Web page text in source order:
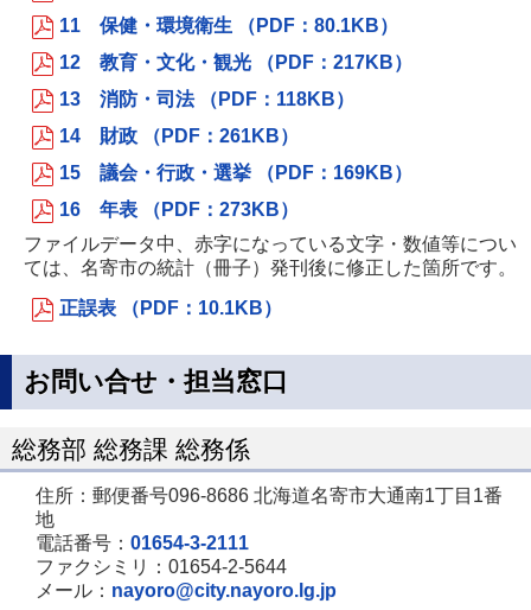
11 保健・環境衛生 （PDF：80.1KB）
12 教育・文化・観光 （PDF：217KB）
13 消防・司法 （PDF：118KB）
14 財政 （PDF：261KB）
15 議会・行政・選挙 （PDF：169KB）
16 年表 （PDF：273KB）
ファイルデータ中、赤字になっている文字・数値等につい
ては、名寄市の統計（冊子）発刊後に修正した箇所です。
正誤表 （PDF：10.1KB）
お問い合せ・担当窓口
総務部 総務課 総務係
住所：郵便番号096-8686 北海道名寄市大通南1丁目1番
地
電話番号： 01654-3-2111
ファクシミリ：01654-2-5644
メール： nayoro@city.nayoro.lg.jp